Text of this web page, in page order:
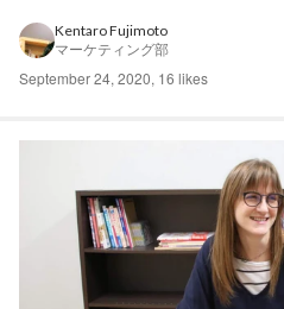
かせない存在であるいまの姿からは
佳（わかばやし ゆか）さん、30歳。
Kentaro Fujimoto
マーケティング部
September 24, 2020, 16 likes